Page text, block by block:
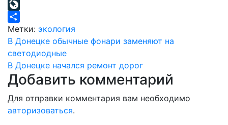
Mail.Ru
LiveJournal
Отправить
Метки: экология
Навигация
по
записям
В Донецке обычные фонари заменяют на
светодиодные
В Донецке начался ремонт дорог
Добавить комментарий
Для отправки комментария вам необходимо
авторизоваться.